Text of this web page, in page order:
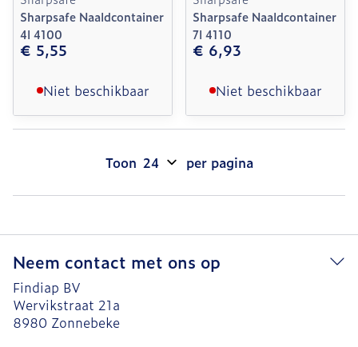
Sharpsafe Naaldcontainer
4l 4100
€ 5,55
Niet beschikbaar
Sharpsafe Naaldcontainer
7l 4110
€ 6,93
Niet beschikbaar
Toon per pagina
Neem contact met ons op
Findiap BV
Wervikstraat 21a
8980 Zonnebeke